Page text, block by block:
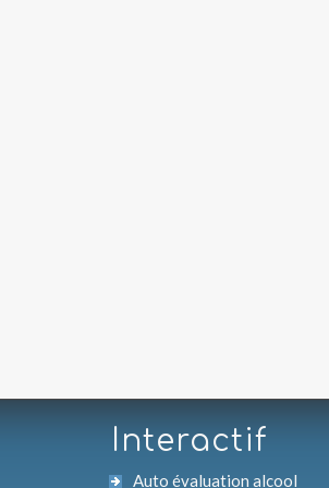
Interactif
Auto évaluation alcool